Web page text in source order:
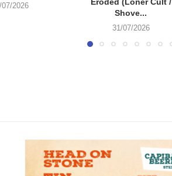
07/2026
Shove...
31/07/2026